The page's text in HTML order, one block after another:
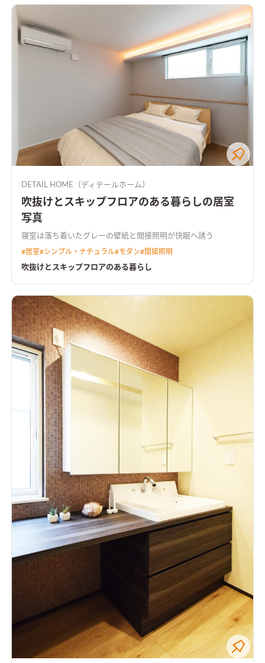
を隠すことによって、生活感を感じさせない工夫も施していま
す。プライベートなホビールームオンラインゲームやリモートワ
ークに集中できるよう、あえて個室化したプライベートなホビ
ールーム。 たくさんもっている漫画本を収納できる大容量の本
棚を造作しました
DETAIL HOME（ディテールホーム）
吹抜けとスキップフロアのある暮らしの居室
写真
寝室は落ち着いたグレーの壁紙と間接照明が快眠へ誘う
#居室#シンプル・ナチュラル#モダン#間接照明
吹抜けとスキップフロアのある暮らし